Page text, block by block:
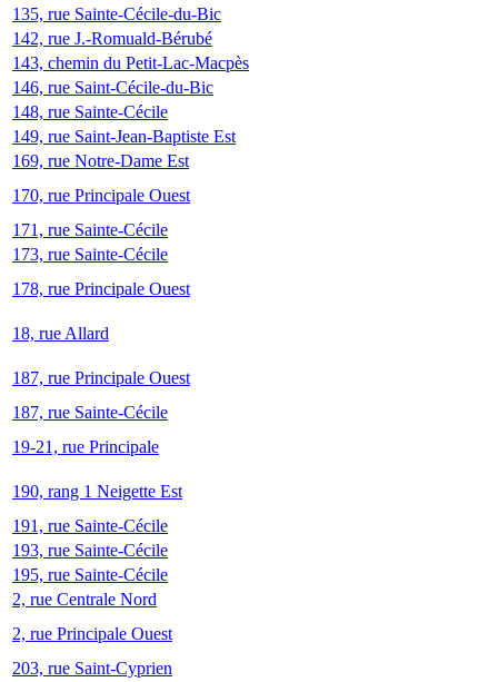
135, rue Sainte-Cécile-du-Bic
142, rue J.-Romuald-Bérubé
143, chemin du Petit-Lac-Macpès
146, rue Saint-Cécile-du-Bic
148, rue Sainte-Cécile
149, rue Saint-Jean-Baptiste Est
169, rue Notre-Dame Est
170, rue Principale Ouest
171, rue Sainte-Cécile
173, rue Sainte-Cécile
178, rue Principale Ouest
18, rue Allard
187, rue Principale Ouest
187, rue Sainte-Cécile
19-21, rue Principale
190, rang 1 Neigette Est
191, rue Sainte-Cécile
193, rue Sainte-Cécile
195, rue Sainte-Cécile
2, rue Centrale Nord
2, rue Principale Ouest
203, rue Saint-Cyprien